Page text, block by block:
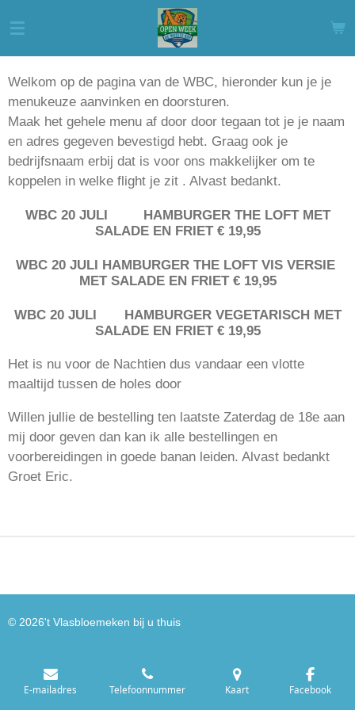
direct
naar
de
hoofdinhoud
Welkom op de pagina van de WBC, hieronder kun je je
menukeuze aanvinken en doorsturen.
Maak het gehele menu af door door tegaan tot je je naam
en adres gegeven bevestigd hebt. Graag ook je
bedrijfsnaam erbij dat is voor ons makkelijker om te
koppelen in welke flight je zit . Alvast bedankt.
WBC 20 JULI HAMBURGER THE LOFT MET
SALADE EN FRIET € 19,95
WBC 20 JULI HAMBURGER THE LOFT VIS VERSIE
MET SALADE EN FRIET € 19,95
WBC 20 JULI HAMBURGER VEGETARISCH MET
SALADE EN FRIET € 19,95
Het is nu voor de Nachtien dus vandaar een vlotte
maaltijd tussen de holes door
Willen jullie de bestelling ten laatste Zaterdag de 18e aan
mij door geven dan kan ik alle bestellingen en
voorbereidingen in goede banan leiden. Alvast bedankt
Groet Eric.
© 2026't Vlasbloemeken bij u thuis
E-mailadres Telefoonnummer Kaart Facebook